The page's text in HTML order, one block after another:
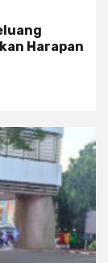
Harapan